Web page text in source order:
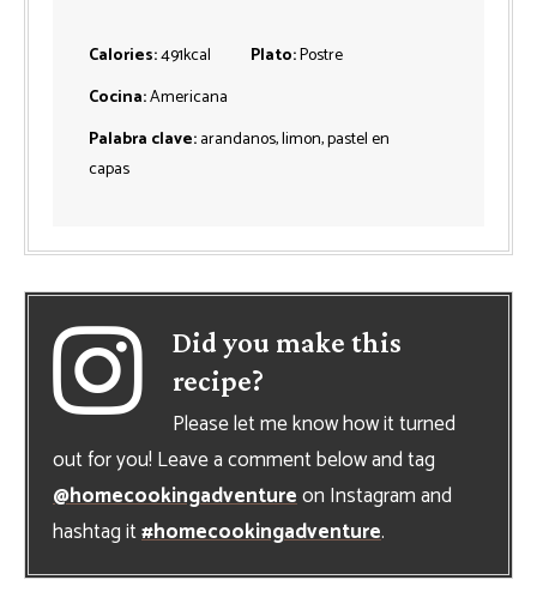
Calories:491kcal Plato:Postre
Cocina:Americana
Palabra clave:arandanos, limon, pastel en
capas
Did you make this
recipe?
Please let me know how it turned
out for you! Leave a comment below and tag
@homecookingadventureon Instagram and
hashtag it#homecookingadventure.